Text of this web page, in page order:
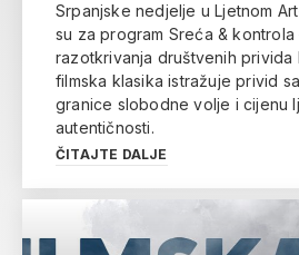
Srpanjske nedjelje u Ljetnom
su za program Sreća & kontrola
razotkrivanja društvenih privida
filmska klasika istražuje privid
granice slobodne volje i cijenu
autentičnosti.
ČITAJTE DALJE